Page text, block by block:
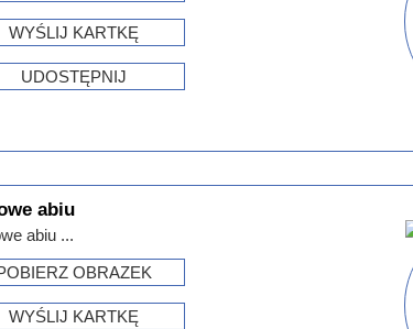
WYŚLIJ KARTKĘ
UDOSTĘPNIJ
abiu
abiu ...
OBRAZEK
WYŚLIJ KARTKĘ